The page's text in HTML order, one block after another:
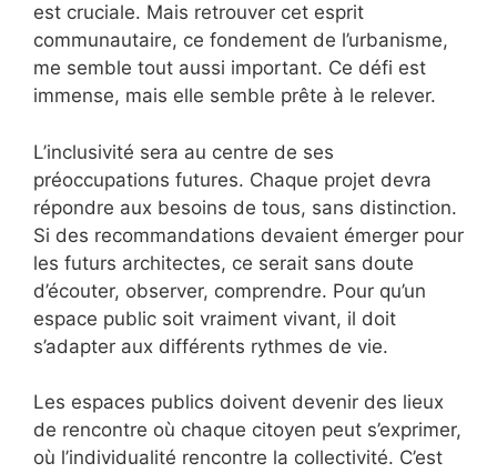
est cruciale. Mais retrouver cet esprit
communautaire, ce fondement de l’urbanisme,
me semble tout aussi important. Ce défi est
immense, mais elle semble prête à le relever.
L’inclusivité sera au centre de ses
préoccupations futures. Chaque projet devra
répondre aux besoins de tous, sans distinction.
Si des recommandations devaient émerger pour
les futurs architectes, ce serait sans doute
d’écouter, observer, comprendre. Pour qu’un
espace public soit vraiment vivant, il doit
s’adapter aux différents rythmes de vie.
Les espaces publics doivent devenir des lieux
de rencontre où chaque citoyen peut s’exprimer,
où l’individualité rencontre la collectivité. C’est